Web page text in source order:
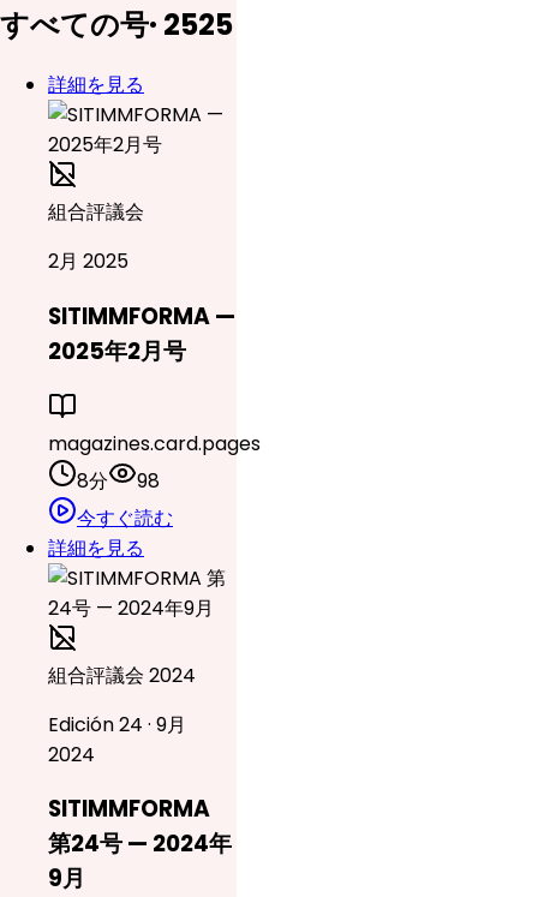
すべての号· 2525
詳細を見る
組合評議会
2月 2025
SITIMMFORMA —
2025年2月号
magazines.card.pages
8分
98
今すぐ読む
詳細を見る
組合評議会 2024
Edición 24 · 9月
2024
SITIMMFORMA
第24号 — 2024年
9月